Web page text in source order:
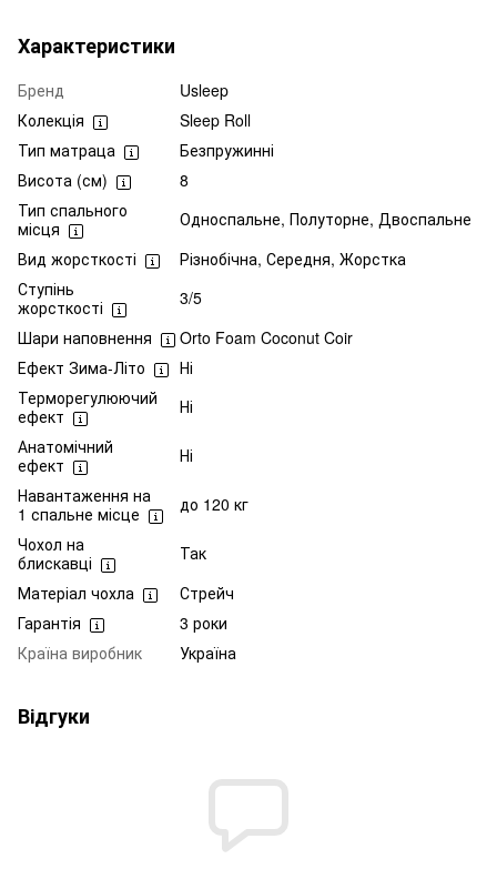
Характеристики
Бренд
Usleep
Колекція
Sleep Roll
Тип матраца
Безпружинні
Висота (см)
8
Тип спального
місця
Односпальне, Полуторне, Двоспальне
Вид жорсткості
Різнобічна, Середня, Жорстка
Ступінь
жорсткості
3/5
Шари наповнення
Orto Foam Coconut Coir
Ефект Зима-Літо
Ні
Терморегулюючий
ефект
Ні
Анатомічний
ефект
Ні
Навантаження на
1 спальне місце
до 120 кг
Чохол на
блискавці
Так
Матеріал чохла
Стрейч
Гарантія
3 роки
Країна виробник
Україна
Відгуки